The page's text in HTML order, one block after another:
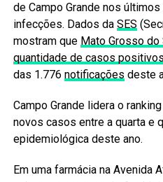
de Campo Grande nos
infecções. Dados da SES
mostram que Mato Grosso
quantidade de casos positivos
das 1.776 notificações deste
Campo Grande lidera o
novos casos entre a quarta e
epidemiológica deste ano.
Em uma farmácia na Avenida